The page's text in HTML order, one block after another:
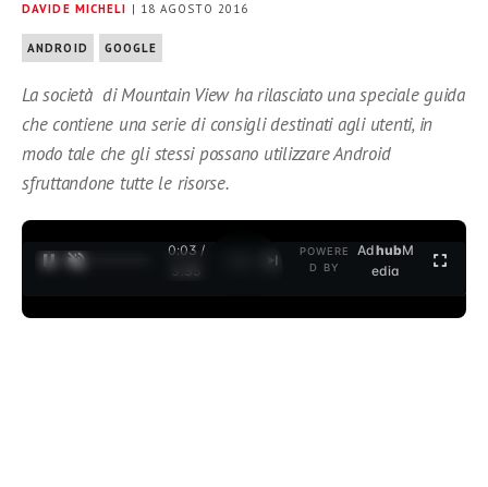
DAVIDE MICHELI | 18 AGOSTO 2016
ANDROID GOOGLE
La società di Mountain View ha rilasciato una speciale guida
che contiene una serie di consigli destinati agli utenti, in
modo tale che gli stessi possano utilizzare Android
sfruttandone tutte le risorse.
0:04 /
3:35
POWERE
D BY
AdhubM
edia